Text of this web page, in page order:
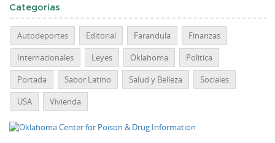
Categorias
Autodeportes Editorial Farandula
Finanzas
Internacionales
Leyes Oklahoma
Politica
Portada
Sabor Latino Salud y Belleza
Sociales
USA
Vivienda